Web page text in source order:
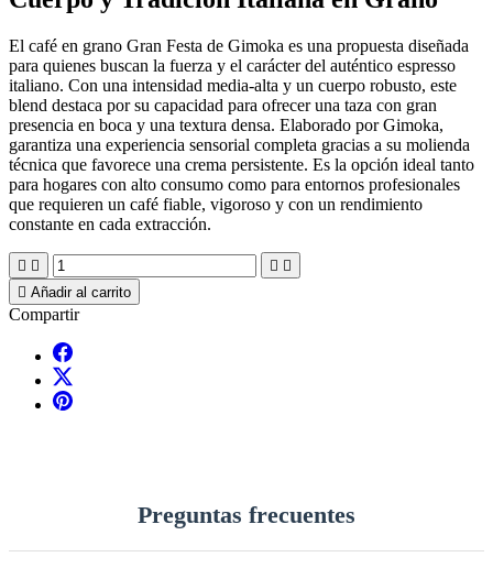
El café en grano Gran Festa de Gimoka es una propuesta diseñada
para quienes buscan la fuerza y el carácter del auténtico espresso
italiano. Con una intensidad media-alta y un cuerpo robusto, este
blend destaca por su capacidad para ofrecer una taza con gran
presencia en boca y una textura densa. Elaborado por Gimoka,
garantiza una experiencia sensorial completa gracias a su molienda
técnica que favorece una crema persistente. Es la opción ideal tanto
para hogares con alto consumo como para entornos profesionales
que requieren un café fiable, vigoroso y con un rendimiento
constante en cada extracción.
   
 Añadir al carrito
Compartir
Preguntas frecuentes